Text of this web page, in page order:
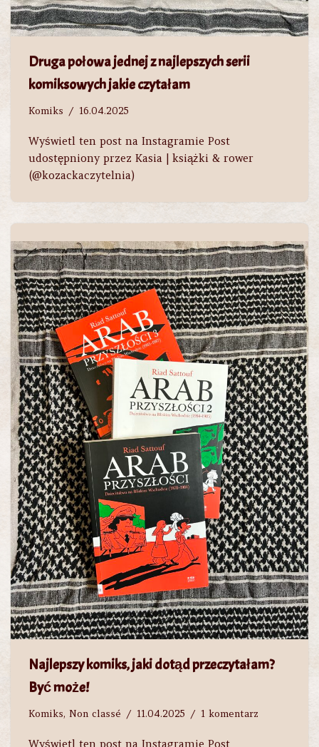
Druga połowa jednej z najlepszych serii
komiksowych jakie czytałam
Komiks 16.04.2025
Wyświetl ten post na Instagramie Post
udostępniony przez Kasia | książki & rower
(@kozackaczytelnia)
Najlepszy komiks, jaki dotąd przeczytałam?
Być może!
Komiks, Non classé 11.04.2025 1 komentarz
Wyświetl ten post na Instagramie Post